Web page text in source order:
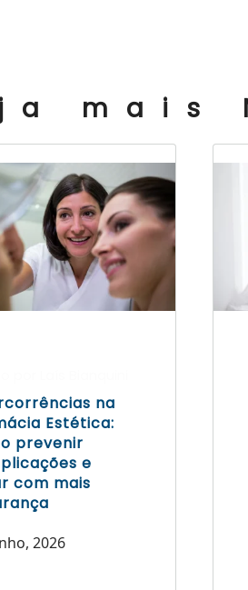
mais
na
Estética:
prevenir
e
com mais
2026